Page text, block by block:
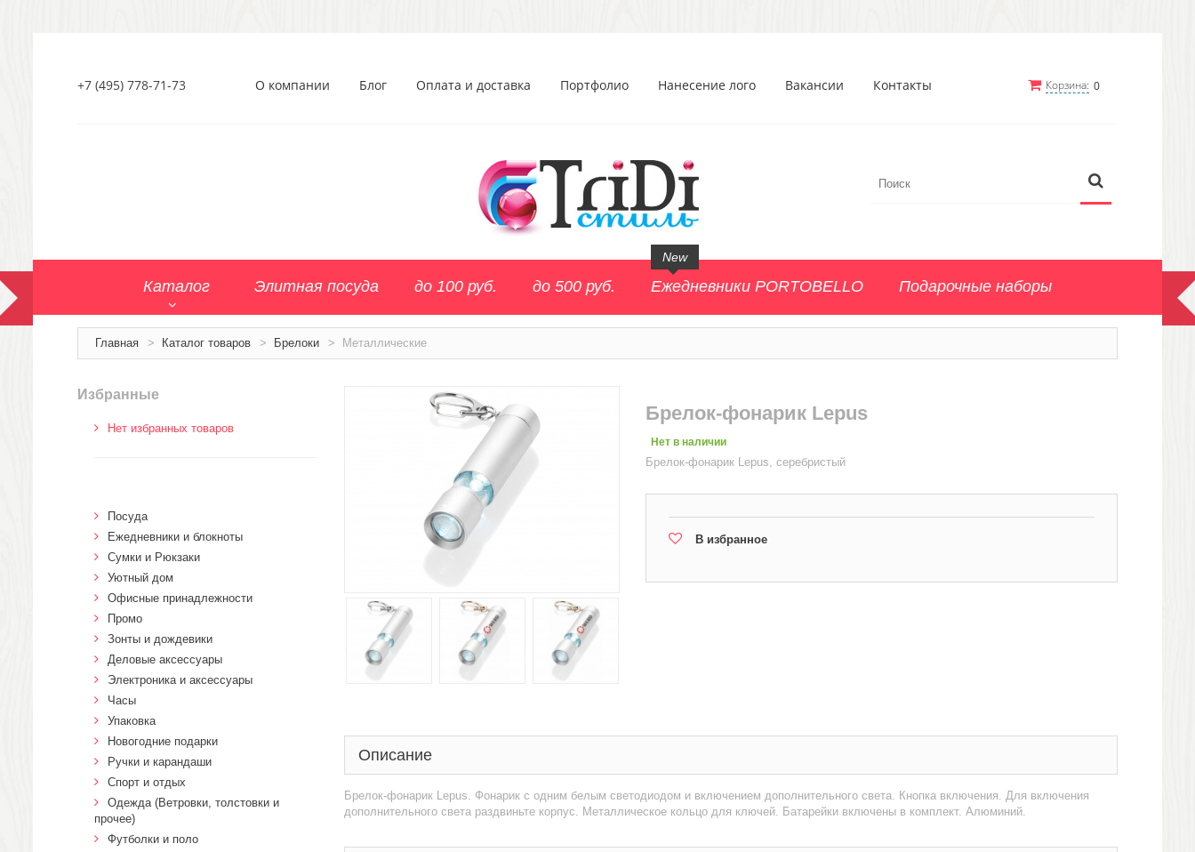
Корзина: 0
+7 (495) 778-71-73 О компании Блог Оплата и доставка Портфолио Нанесение лого Вакансии Контакты
Каталог Элитная посуда до 100 руб. до 500 руб. Ежедневники PORTOBELLO
New
Подарочные наборы
Главная > Каталог товаров > Брелоки > Металлические
Брелок-фонарик Lepus
Нет в наличии
Брелок-фонарик Lepus, серебристый
В избранное
Описание
Брелок-фонарик Lepus. Фонарик с одним белым светодиодом и включением дополнительного света. Кнопка включения. Для включения
дополнительного света раздвиньте корпус. Металлическое кольцо для ключей. Батарейки включены в комплект. Алюминий.
Избранные
Нет избранных товаров
Посуда
Ежедневники и блокноты
Сумки и Рюкзаки
Уютный дом
Офисные принадлежности
Промо
Зонты и дождевики
Деловые аксессуары
Электроника и аксессуары
Часы
Упаковка
Новогодние подарки
Ручки и карандаши
Спорт и отдых
Одежда (Ветровки, толстовки и
прочее)
Футболки и поло